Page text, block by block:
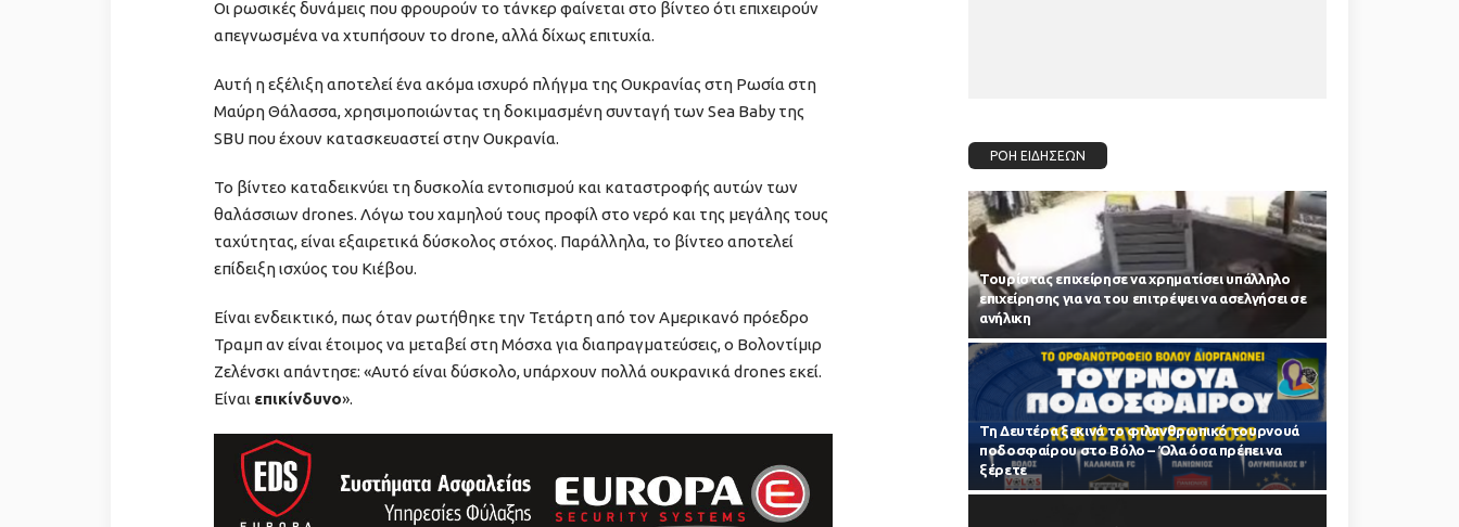
Οι ρωσικές δυνάμεις που φρουρούν το τάνκερ φαίνεται στο βίντεο ότι επιχειρούν
απεγνωσμένα να χτυπήσουν το drone, αλλά δίχως επιτυχία.
Αυτή η εξέλιξη αποτελεί ένα ακόμα ισχυρό πλήγμα της Ουκρανίας στη Ρωσία στη
Μαύρη Θάλασσα, χρησιμοποιώντας τη δοκιμασμένη συνταγή των Sea Baby της
SBU που έχουν κατασκευαστεί στην Ουκρανία.
Το βίντεο καταδεικνύει τη δυσκολία εντοπισμού και καταστροφής αυτών των
θαλάσσιων drones. Λόγω του χαμηλού τους προφίλ στο νερό και της μεγάλης τους
ταχύτητας, είναι εξαιρετικά δύσκολος στόχος. Παράλληλα, το βίντεο αποτελεί
επίδειξη ισχύος του Κιέβου.
Είναι ενδεικτικό, πως όταν ρωτήθηκε την Τετάρτη από τον Αμερικανό πρόεδρο
Τραμπ αν είναι έτοιμος να μεταβεί στη Μόσχα για διαπραγματεύσεις, ο Βολοντίμιρ
Ζελένσκι απάντησε: «Αυτό είναι δύσκολο, υπάρχουν πολλά ουκρανικά drones εκεί.
Είναι επικίνδυνο».
ΡΟΗ ΕΙΔΗΣΕΩΝ
Τουρίστας επιχείρησε να χρηματίσει υπάλληλο
επιχείρησης για να του επιτρέψει να ασελγήσει σε
ανήλικη
Τη Δευτέρα ξεκινά το φιλανθρωπικό τουρνουά
ποδοσφαίρου στο Βόλο – Όλα όσα πρέπει να
ξέρετε